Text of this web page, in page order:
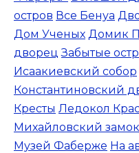
остров Все Бенуа
Дом Ученых Домик
дворец Забытые
Исаакиевский собор
Константиновский
Кресты Ледокол
Михайловский замок
Музей Фаберже На